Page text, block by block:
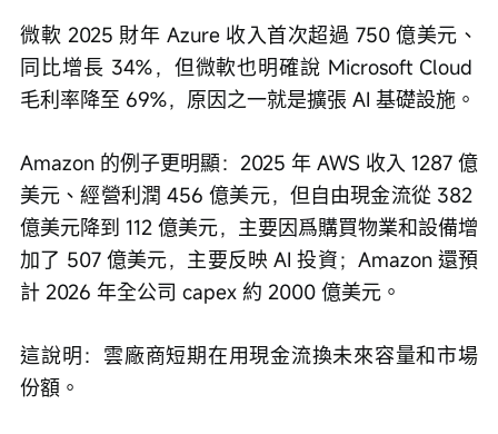
微軟 2025 財年 Azure 收入首次超過 750 億美元、
同比增長 34%，但微軟也明確說 Microsoft Cloud
毛利率降至 69%，原因之一就是擴張 AI 基礎設施。
Amazon 的例子更明顯：2025 年 AWS 收入 1287 億
美元、經營利潤 456 億美元，但自由現金流從 382
億美元降到 112 億美元，主要因爲購買物業和設備增
加了 507 億美元，主要反映 AI 投資；Amazon 還預
計 2026 年全公司 capex 約 2000 億美元。
這說明：雲廠商短期在用現金流換未來容量和市場
份額。